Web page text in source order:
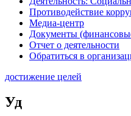
Противодействие
Медиа-центр
Документы
Отчет о деятельности
Обратиться в
достижение целей
Уд